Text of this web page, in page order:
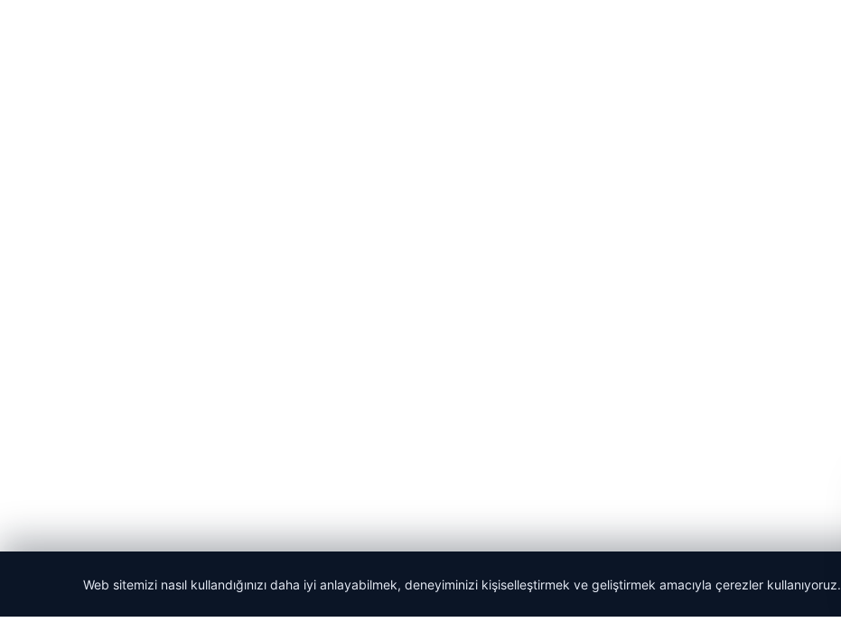
Web sitemizi nasıl kullandığınızı daha iyi anlayabilmek, deneyiminizi kişiselleştirmek ve geliştirmek amacıyla çerezler kullanıyoruz.